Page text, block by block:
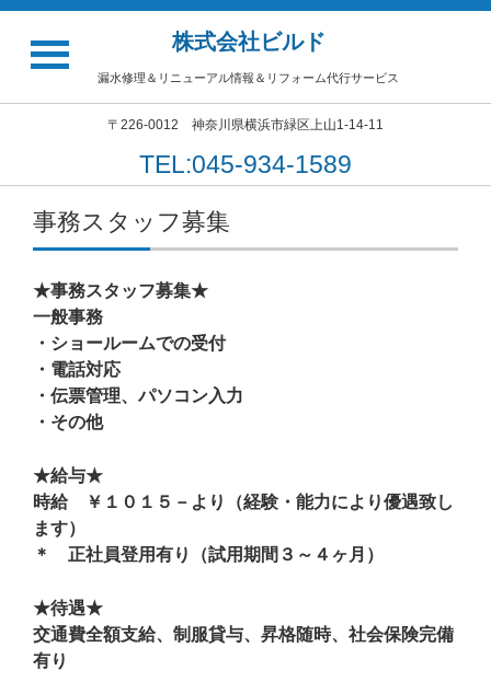
株式会社ビルド
漏水修理＆リニューアル情報＆リフォーム代行サービス
〒226-0012 神奈川県横浜市緑区上山1-14-11
TEL:045-934-1589
事務スタッフ募集
★事務スタッフ募集★
一般事務
・ショールームでの受付
・電話対応
・伝票管理、パソコン入力
・その他
★給与★
時給 ￥１０１５－より（経験・能力により優遇致し
ます）
＊ 正社員登用有り（試用期間３～４ヶ月）
★待遇★
交通費全額支給、制服貸与、昇格随時、社会保険完備
有り